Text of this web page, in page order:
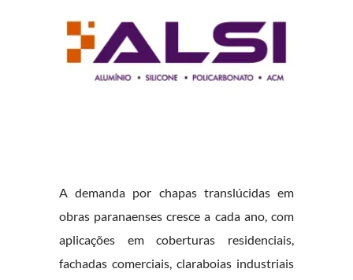
A demanda por chapas translúcidas em
obras paranaenses cresce a cada ano, com
aplicações em coberturas residenciais,
fachadas comerciais, claraboias industriais